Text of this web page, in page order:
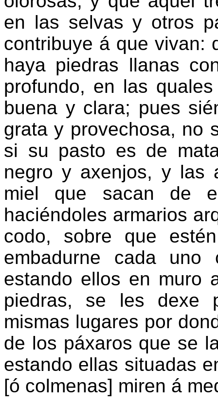
en las selvas y otros
contribuye á que vivan:
haya piedras llanas
profundo, en las
buena y clara; pues
grata y provechosa, no
si su pasto es de
negro y axenjos, y las
miel que sacan de
haciéndoles armarios
codo, sobre que
embadurne cada
estando ellos en muro
piedras, se les dexe
mismas lugares por
de los páxaros que se
estando ellas situadas
[ó colmenas] miren á